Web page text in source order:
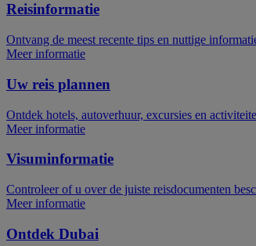
Reisinformatie
Ontvang de meest recente tips en nuttige
Meer informatie
Uw reis plannen
Ontdek hotels, autoverhuur, excursies en
Meer informatie
Visuminformatie
Controleer of u over de juiste reisdocumenten
Meer informatie
Ontdek Dubai